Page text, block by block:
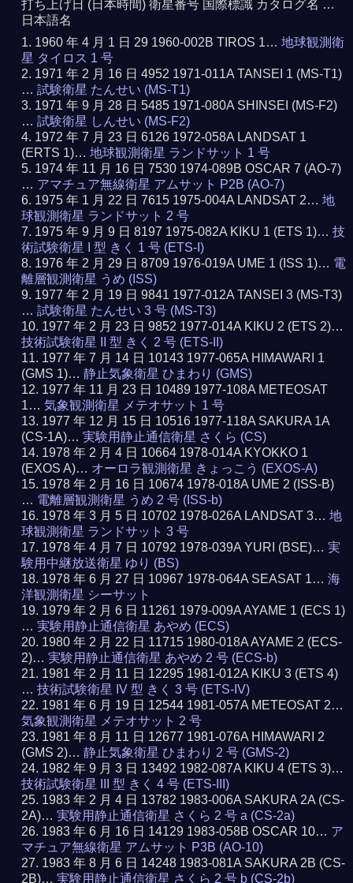
打ち上げ日 (日本時間) 衛星番号 国際標識 カタログ名 …
日本語名
1960 年 4 月 1 日 29 1960-002B TIROS 1…地球観測衛
星 タイロス 1 号
1971 年 2 月 16 日 4952 1971-011A TANSEI 1 (MS-T1)
…試験衛星 たんせい (MS-T1)
1971 年 9 月 28 日 5485 1971-080A SHINSEI (MS-F2)
…試験衛星 しんせい (MS-F2)
1972 年 7 月 23 日 6126 1972-058A LANDSAT 1
(ERTS 1)…地球観測衛星 ランドサット 1 号
1974 年 11 月 16 日 7530 1974-089B OSCAR 7 (AO-7)
… アマチュア無線衛星 アムサット P2B (AO-7)
1975 年 1 月 22 日 7615 1975-004A LANDSAT 2…地
球観測衛星 ランドサット 2 号
1975 年 9 月 9 日 8197 1975-082A KIKU 1 (ETS 1)…技
術試験衛星 I 型 きく 1 号 (ETS-I)
1976 年 2 月 29 日 8709 1976-019A UME 1 (ISS 1)… 電
離層観測衛星 うめ (ISS)
1977 年 2 月 19 日 9841 1977-012A TANSEI 3 (MS-T3)
…試験衛星 たんせい 3 号 (MS-T3)
1977 年 2 月 23 日 9852 1977-014A KIKU 2 (ETS 2)…
技術試験衛星 II 型 きく 2 号 (ETS-II)
1977 年 7 月 14 日 10143 1977-065A HIMAWARI 1
(GMS 1)…静止気象衛星 ひまわり (GMS)
1977 年 11 月 23 日 10489 1977-108A METEOSAT
1…気象観測衛星 メテオサット 1 号
1977 年 12 月 15 日 10516 1977-118A SAKURA 1A
(CS-1A)…実験用静止通信衛星 さくら (CS)
1978 年 2 月 4 日 10664 1978-014A KYOKKO 1
(EXOS A)… オーロラ観測衛星 きょっこう (EXOS-A)
1978 年 2 月 16 日 10674 1978-018A UME 2 (ISS-B)
… 電離層観測衛星 うめ 2 号 (ISS-b)
1978 年 3 月 5 日 10702 1978-026A LANDSAT 3…地
球観測衛星 ランドサット 3 号
1978 年 4 月 7 日 10792 1978-039A YURI (BSE)…実
験用中継放送衛星 ゆり (BS)
1978 年 6 月 27 日 10967 1978-064A SEASAT 1…海
洋観測衛星 シーサット
1979 年 2 月 6 日 11261 1979-009A AYAME 1 (ECS 1)
…実験用静止通信衛星 あやめ (ECS)
1980 年 2 月 22 日 11715 1980-018A AYAME 2 (ECS-
2)…実験用静止通信衛星 あやめ 2 号 (ECS-b)
1981 年 2 月 11 日 12295 1981-012A KIKU 3 (ETS 4)
…技術試験衛星 IV 型 きく 3 号 (ETS-IV)
1981 年 6 月 19 日 12544 1981-057A METEOSAT 2…
気象観測衛星 メテオサット 2 号
1981 年 8 月 11 日 12677 1981-076A HIMAWARI 2
(GMS 2)…静止気象衛星 ひまわり 2 号 (GMS-2)
1982 年 9 月 3 日 13492 1982-087A KIKU 4 (ETS 3)…
技術試験衛星 III 型 きく 4 号 (ETS-III)
1983 年 2 月 4 日 13782 1983-006A SAKURA 2A (CS-
2A)…実験用静止通信衛星 さくら 2 号 a (CS-2a)
1983 年 6 月 16 日 14129 1983-058B OSCAR 10… ア
マチュア無線衛星 アムサット P3B (AO-10)
1983 年 8 月 6 日 14248 1983-081A SAKURA 2B (CS-
2B)…実験用静止通信衛星 さくら 2 号 b (CS-2b)